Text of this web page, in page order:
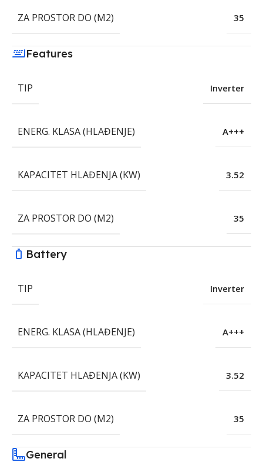
ZA PROSTOR DO (M2) 35
Features
TIP Inverter
ENERG. KLASA (HLAĐENJE) A+++
KAPACITET HLAĐENJA (KW) 3.52
ZA PROSTOR DO (M2) 35
Battery
TIP Inverter
ENERG. KLASA (HLAĐENJE) A+++
KAPACITET HLAĐENJA (KW) 3.52
ZA PROSTOR DO (M2) 35
General